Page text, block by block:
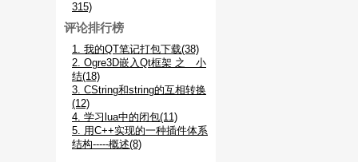
315)
评论排行榜
1. 我的QT笔记打包下载(38)
2. Ogre3D嵌入Qt框架 之 小
结(18)
3. CString和string的互相转换
(12)
4. 学习lua中的闭包(11)
5. 用C++实现的一种插件体系
结构-----概述(8)